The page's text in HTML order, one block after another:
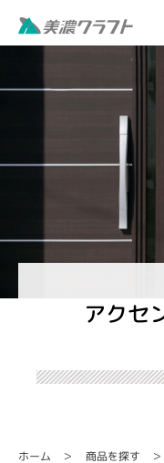
アクセ
ホーム 商品を探す